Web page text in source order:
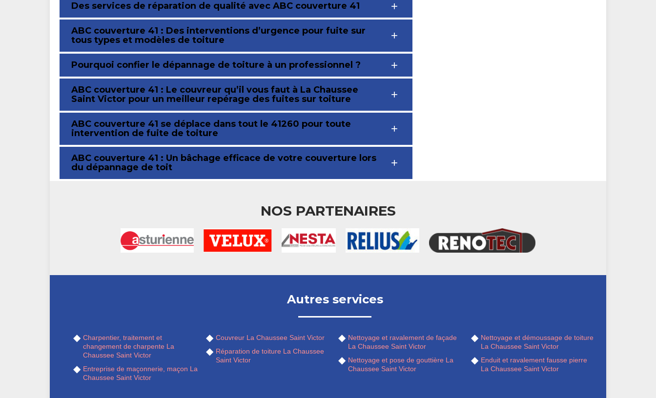
Des services de réparation de qualité avec ABC couverture 41
ABC couverture 41 : Des interventions d’urgence pour fuite sur
tous types et modèles de toiture
Pourquoi confier le dépannage de toiture à un professionnel ?
ABC couverture 41 : Le couvreur qu’il vous faut à La Chaussee
Saint Victor pour un meilleur repérage des fuites sur toiture
ABC couverture 41 se déplace dans tout le 41260 pour toute
intervention de fuite de toiture
ABC couverture 41 : Un bâchage efficace de votre couverture lors
du dépannage de toit
NOS PARTENAIRES
Autres services
Charpentier, traitement et
changement de charpente La
Chaussee Saint Victor
Entreprise de maçonnerie, maçon La
Chaussee Saint Victor
Couvreur La Chaussee Saint Victor
Réparation de toiture La Chaussee
Saint Victor
Nettoyage et ravalement de façade
La Chaussee Saint Victor
Nettoyage et pose de gouttière La
Chaussee Saint Victor
Nettoyage et démoussage de toiture
La Chaussee Saint Victor
Enduit et ravalement fausse pierre
La Chaussee Saint Victor